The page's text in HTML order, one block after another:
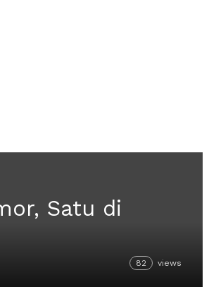
Satu di
82 views